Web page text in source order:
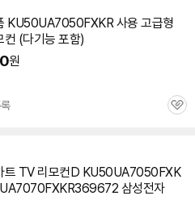
KU50UA7050FXKR 사용 고급형
컨 (다기능 포함)
원
관
트 TV 리모컨D KU50UA7050FXK
삼성전자